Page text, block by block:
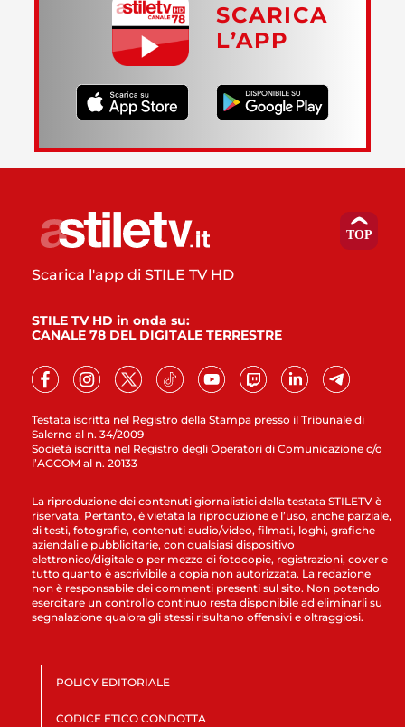
SCARICA
L’APP
Testata iscritta nel Registro della Stampa presso il Tribunale di
Salerno al n. 34/2009
Società iscritta nel Registro degli Operatori di Comunicazione c/o
l’AGCOM al n. 20133
Scarica l'app di STILE TV HD
STILE TV HD in onda su:
CANALE 78 DEL DIGITALE TERRESTRE
La riproduzione dei contenuti giornalistici della testata STILETV è
riservata. Pertanto, è vietata la riproduzione e l’uso, anche parziale,
di testi, fotografie, contenuti audio/video, filmati, loghi, grafiche
aziendali e pubblicitarie, con qualsiasi dispositivo
elettronico/digitale o per mezzo di fotocopie, registrazioni, cover e
tutto quanto è ascrivibile a copia non autorizzata. La redazione
non è responsabile dei commenti presenti sul sito. Non potendo
esercitare un controllo continuo resta disponibile ad eliminarli su
segnalazione qualora gli stessi risultano offensivi e oltraggiosi.
POLICY EDITORIALE
CODICE ETICO CONDOTTA